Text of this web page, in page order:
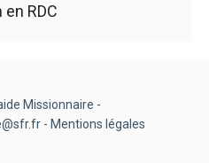
RDC
Missionnaire -
- Mentions légales